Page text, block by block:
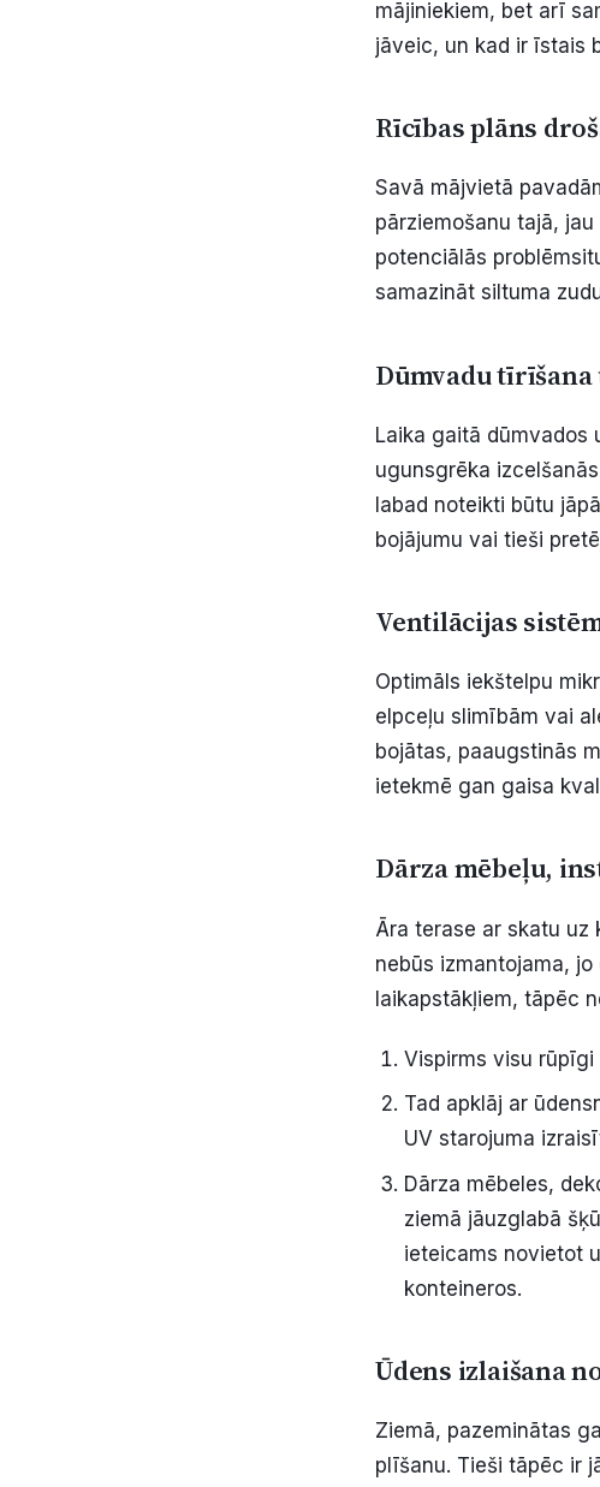
mājiniekiem, bet arī
jāveic, un kad ir īstais
Rīcības plāns
Savā mājvietā
pārziemošanu tajā,
potenciālās
samazināt siltuma
Dūmvadu
Laika gaitā dūmvados
ugunsgrēka
labad noteikti būtu
bojājumu vai tieši
Ventilācijas
Optimāls iekštelpu
elpceļu slimībām vai
bojātas, paaugstinās
ietekmē gan gaisa
Dārza mēbeļu,
Āra terase ar skatu uz
nebūs izmantojama,
laikapstākļiem, tāpēc
Vispirms visu rūpīgi
Tad apklāj ar
UV starojuma
Dārza mēbeles,
ziemā jāuzglabā
ieteicams novietot
konteineros.
Ūdens izlaišana
Ziemā, pazeminātas
plīšanu. Tieši tāpēc ir